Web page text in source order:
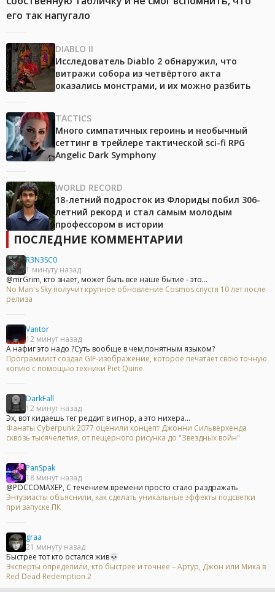
его так напугало
DIABLO II
Исследователь Diablo 2 обнаружил, что
витражи собора из четвёртого акта
оказались монстрами, и их можно разбить
TACTICS
Много симпатичных героинь и необычный
сеттинг в трейлере тактической sci-fi RPG
Angelic Dark Symphony
WORLD RECORD
18-летний подросток из Флориды побил 306-
летний рекорд и стал самым молодым
профессором в истории
ПОСЛЕДНИЕ КОММЕНТАРИИ
R3N3SC0
1 минуту назад
@mrGrim, кто знает, может быть все наше бытие - это...
No Man's Sky получит крупное обновление Cosmos спустя 10 лет после
релиза
Vantor
12 минут назад
А нафиг это надо ?Суть вообще в чем,понятным языком?
Программист создал GIF-изображение, которое печатает свою точную
копию с помощью техники Piet Quine
DarkFall
12 минут назад
Эх, вот кидаешь тег реддит в игнор, а это нихера...
Фанаты Cyberpunk 2077 оценили концепт Джонни Сильверхенда
сквозь тысячелетия, от пещерного рисунка до "Звёздных войн"
PanSpak
18 минут назад
@POCCOMAXEP, С течением времени просто стало раздражать
Энтузиасты объяснили, как сделать уникальные эффекты подсветки
при запуске ПК
graa
21 минуту назад
Быстрее тот кто остался жив💀
Эксперты определили, кто быстрее и точнее – Артур, Джон или Мика в
Red Dead Redemption 2